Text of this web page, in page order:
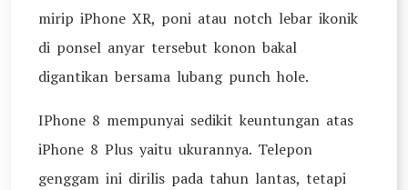
mirip iPhone XR, poni atau notch lebar ikonik
di ponsel anyar tersebut konon bakal
digantikan bersama lubang punch hole.
IPhone 8 mempunyai sedikit keuntungan atas
iPhone 8 Plus yaitu ukurannya. Telepon
genggam ini dirilis pada tahun lantas, tetapi